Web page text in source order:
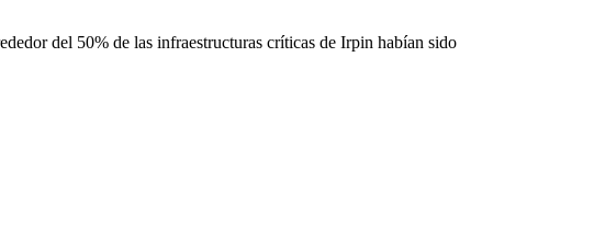
del 50% de las infraestructuras críticas de Irpin habían sido